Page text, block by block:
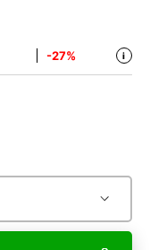
-27% i